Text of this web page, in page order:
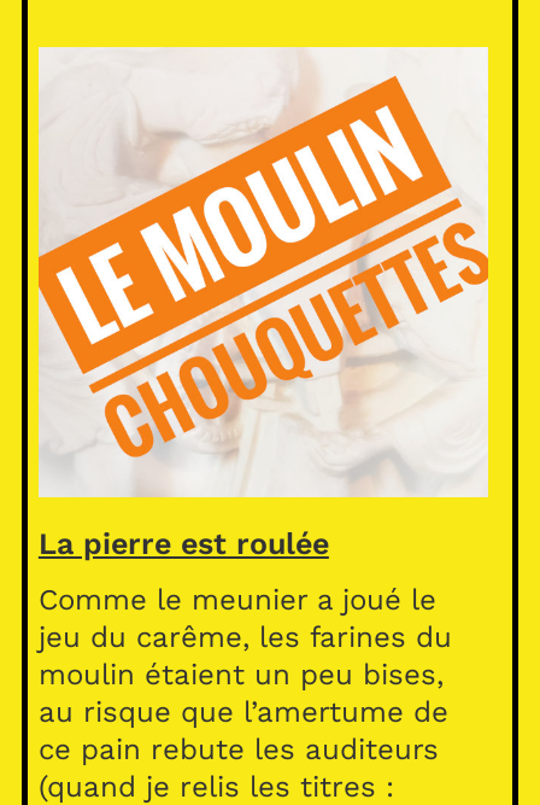
La pierre est roulée
Comme le meunier a joué le
jeu du carême, les farines du
moulin étaient un peu bises,
au risque que l’amertume de
ce pain rebute les auditeurs
(quand je relis les titres :